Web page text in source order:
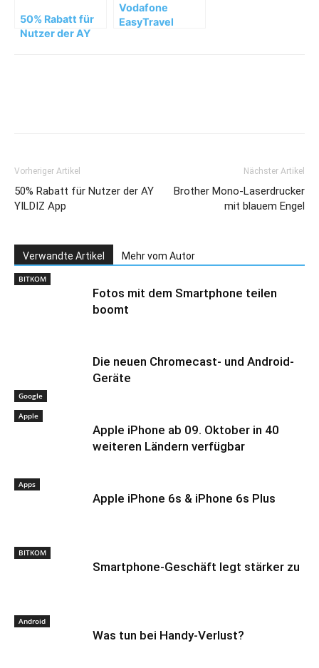
50% Rabatt für
Nutzer der AY
Vodafone
EasyTravel
Vorheriger Artikel
50% Rabatt für Nutzer der AY
YILDIZ App
Nächster Artikel
Brother Mono-Laserdrucker
mit blauem Engel
Verwandte Artikel Mehr vom Autor
BITKOM
Fotos mit dem Smartphone teilen
boomt
Google
Die neuen Chromecast- und Android-
Geräte
Apple
Apple iPhone ab 09. Oktober in 40
weiteren Ländern verfügbar
Apps
Apple iPhone 6s & iPhone 6s Plus
BITKOM
Smartphone-Geschäft legt stärker zu
Android
Was tun bei Handy-Verlust?